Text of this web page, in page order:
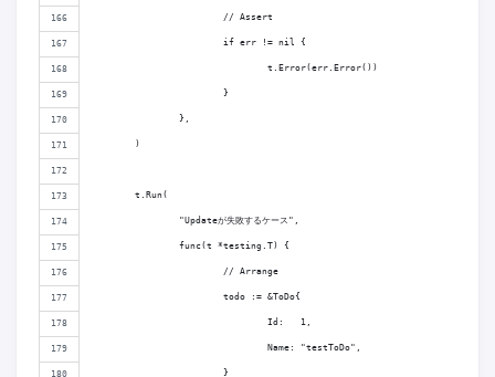
			// Assert
			if err != nil {
				t.Error(err.Error())
			}
		},
	)
	t.Run(
		"Updateが失敗するケース",
		func(t *testing.T) {
			// Arrange
			todo := &ToDo{
				Id:   1,
				Name: "testToDo",
			}